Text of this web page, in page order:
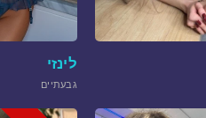
לינזי
גבעתיים